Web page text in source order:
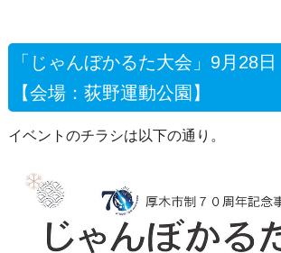
「じゃんぼかるた大会」9月28
【会場：荻野運動公園】
イベントのチラシは以下の通り。